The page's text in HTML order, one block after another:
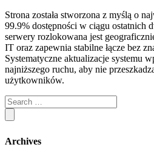
Strona została stworzona z myślą o
99.9% dostępności w ciągu ostatnich
serwery rozlokowana jest
IT oraz zapewnia stabilne łącze bez
Systematyczne aktualizacje systemu
najniższego ruchu, aby nie
użytkowników.
Archives